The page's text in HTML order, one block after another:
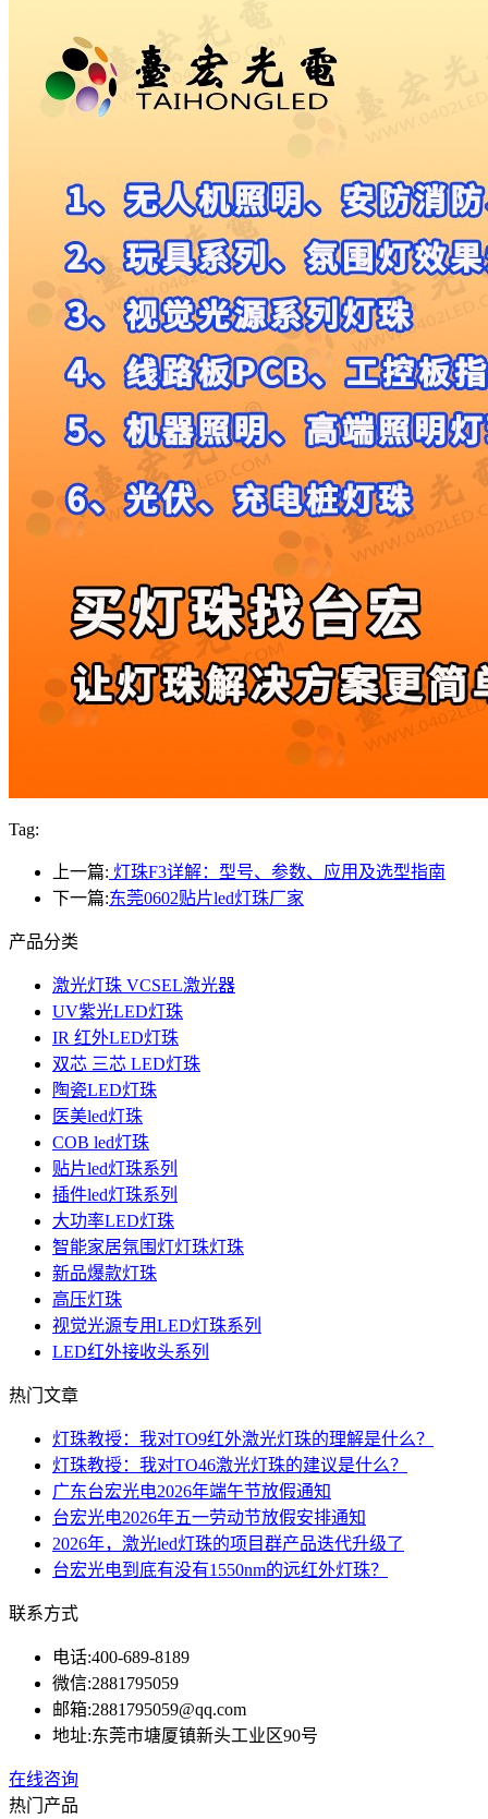
Tag:
上一篇: 灯珠F3详解：型号、参数、应用及选型指南
下一篇:东莞0602贴片led灯珠厂家
产品分类
激光灯珠 VCSEL激光器
UV紫光LED灯珠
IR 红外LED灯珠
双芯 三芯 LED灯珠
陶瓷LED灯珠
医美led灯珠
COB led灯珠
贴片led灯珠系列
插件led灯珠系列
大功率LED灯珠
智能家居氛围灯灯珠灯珠
新品爆款灯珠
高压灯珠
视觉光源专用LED灯珠系列
LED红外接收头系列
热门文章
灯珠教授：我对TO9红外激光灯珠的理解是什么？
灯珠教授：我对TO46激光灯珠的建议是什么？
广东台宏光电2026年端午节放假通知
台宏光电2026年五一劳动节放假安排通知
2026年，激光led灯珠的项目群产品迭代升级了
台宏光电到底有没有1550nm的远红外灯珠？
联系方式
电话:400-689-8189
微信:2881795059
邮箱:2881795059@qq.com
地址:东莞市塘厦镇新头工业区90号
在线咨询
热门产品